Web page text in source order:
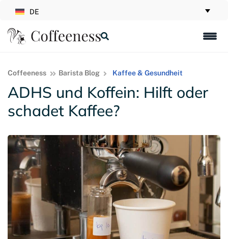
DE
Coffeeness Barista Blog Kaffee & Gesundheit
ADHS und Koffein: Hilft oder
schadet Kaffee?